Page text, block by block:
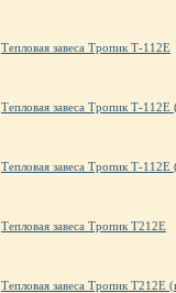
Тепловая завеса Тропик Т-112E
Тепловая завеса Тропик Т-112E
Тепловая завеса Тропик Т-112E
Тепловая завеса Тропик Т212Е
Тепловая завеса Тропик Т212Е